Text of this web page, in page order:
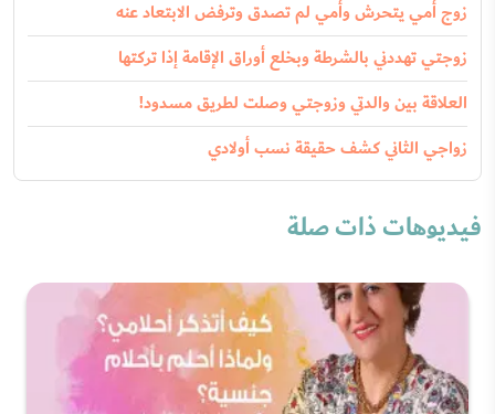
زوج أمي يتحرش وأمي لم تصدق وترفض الابتعاد عنه
زوجتي تهددني بالشرطة وبخلع أوراق الإقامة إذا تركتها
العلاقة بين والدتي وزوجتي وصلت لطريق مسدود!
زواجي الثاني كشف حقيقة نسب أولادي
فيديوهات ذات صلة